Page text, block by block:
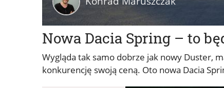
Nowa Dacia Spring – to
Wygląda tak samo dobrze jak nowy Duster,
konkurencję swoją ceną. Oto nowa Dacia